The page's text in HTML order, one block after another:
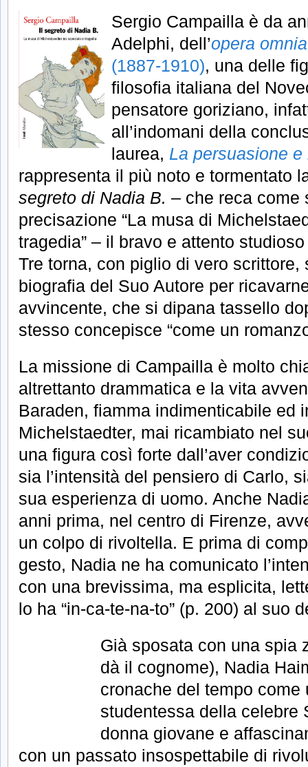
Sergio Campailla è da
Adelphi, dell’opera omnia
(1887-1910), una delle
filosofia italiana del
pensatore goriziano,
all’indomani della
laurea, La persuasione
rappresenta il più noto e tormentato
segreto di Nadia B. – che reca come
precisazione “La musa di
tragedia” – il bravo e attento
Tre torna, con piglio di vero
biografia del Suo Autore per
avvincente, che si dipana tassello
stesso concepisce “come un
La missione di Campailla è molto
altrettanto drammatica e la vita
Baraden, fiamma indimenticabile ed
Michelstaedter, mai ricambiato nel
una figura così forte dall’aver
sia l’intensità del pensiero di Carlo,
sua esperienza di uomo. Anche
anni prima, nel centro di Firenze,
un colpo di rivoltella. E prima di
gesto, Nadia ne ha comunicato
con una brevissima, ma esplicita,
lo ha “in-ca-te-na-to” (p. 200) al suo
Già sposata con una spia
dà il cognome), Nadia
cronache del tempo come
studentessa della celebre
donna giovane e
con un passato insospettabile di